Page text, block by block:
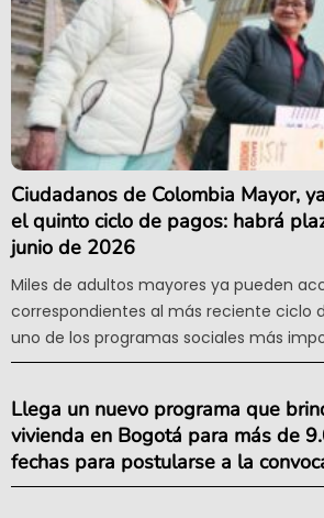
Ciudadanos de Colombia Mayor,
el quinto ciclo de pagos: habrá
junio de 2026
Miles de adultos mayores ya pueden
correspondientes al más reciente ciclo
uno de los programas sociales más
Llega un nuevo programa que
vivienda en Bogotá para más de
fechas para postularse a la